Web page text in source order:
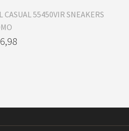
CASUAL 55450VIR SNEAKERS